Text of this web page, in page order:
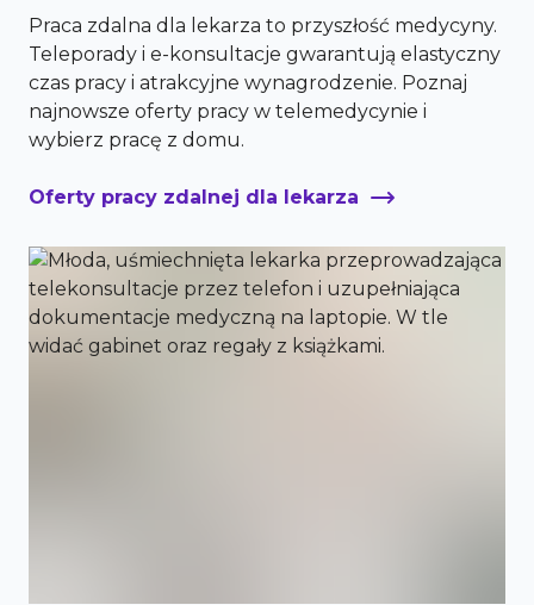
Praca zdalna dla lekarza to przyszłość medycyny.
Teleporady i e-konsultacje gwarantują elastyczny
czas pracy i atrakcyjne wynagrodzenie. Poznaj
najnowsze oferty pracy w telemedycynie i
wybierz pracę z domu.
Oferty pracy zdalnej dla lekarza